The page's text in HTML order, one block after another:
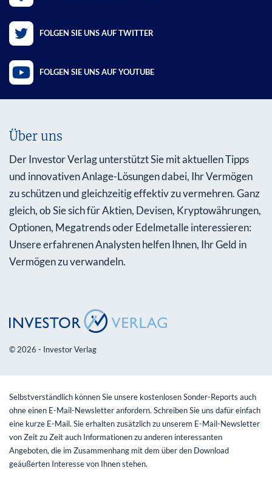
FOLGEN SIE UNS AUF TWITTER
FOLGEN SIE UNS AUF YOUTUBE
Über uns
Der Investor Verlag unterstützt Sie mit aktuellen Tipps
und innovativen Anlage-Lösungen dabei, Ihr Vermögen
zu schützen und gleichzeitig effektiv zu vermehren. Ganz
gleich, ob Sie sich für Aktien, Devisen, Kryptowährungen,
Optionen, Megatrends oder Edelmetalle interessieren:
Unsere erfahrenen Analysten helfen Ihnen, Ihr Geld in
Vermögen zu verwandeln.
© 2026 - Investor Verlag
Selbstverständlich können Sie unsere kostenlosen Sonder-Reports auch
ohne einen E-Mail-Newsletter anfordern. Schreiben Sie uns dafür einfach
eine kurze E-Mail. Sie erhalten zusätzlich zu unserem E-Mail-Newsletter
von Zeit zu Zeit auch Informationen zu anderen interessanten
Angeboten, die im Zusammenhang mit dem über den Download
geäußerten Interesse von Ihnen stehen.